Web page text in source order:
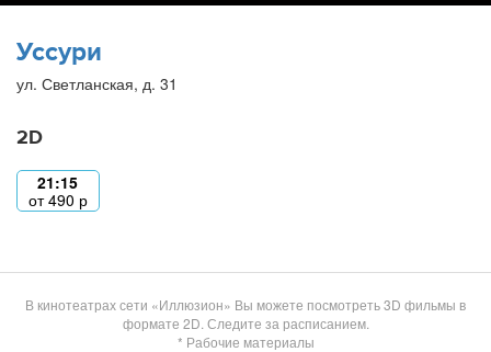
Уссури
ул. Светланская, д. 31
2D
21:15
от490 р
В кинотеатрах сети «Иллюзион» Вы можете посмотреть 3D фильмы в
формате 2D. Следите за расписанием.
* Рабочие материалы